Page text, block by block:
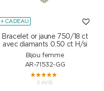
+ CADEAU
Bracelet or jaune 750/18 ct
avec diamants 0.50 ct H/si
Bijou femme
AR-71532-GG
2 AVIS